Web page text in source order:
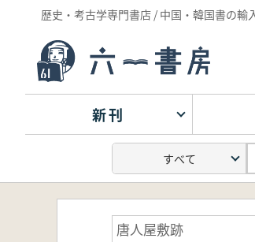
歴史・考古学専門書店 / 中国・韓国書の輸
新刊
唐人屋敷跡